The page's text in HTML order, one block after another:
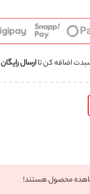
اضافه کن تاارسال رایگان
محصول هستند!